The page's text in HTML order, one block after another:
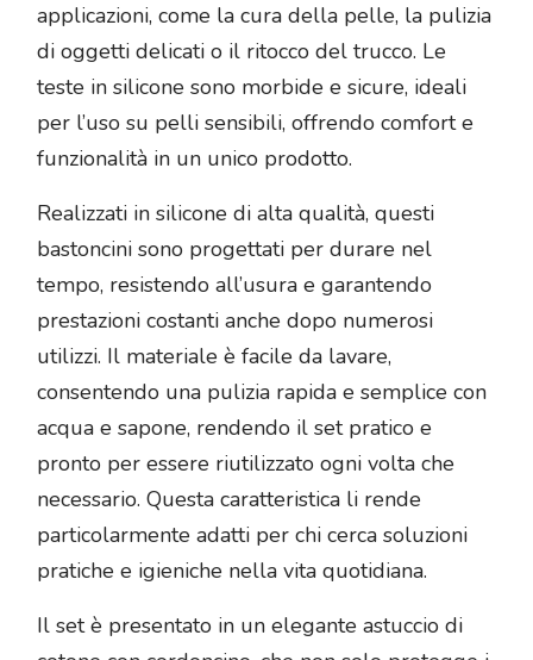
applicazioni, come la cura della pelle, la pulizia
di oggetti delicati o il ritocco del trucco. Le
teste in silicone sono morbide e sicure, ideali
per l’uso su pelli sensibili, offrendo comfort e
funzionalità in un unico prodotto.
Realizzati in silicone di alta qualità, questi
bastoncini sono progettati per durare nel
tempo, resistendo all’usura e garantendo
prestazioni costanti anche dopo numerosi
utilizzi. Il materiale è facile da lavare,
consentendo una pulizia rapida e semplice con
acqua e sapone, rendendo il set pratico e
pronto per essere riutilizzato ogni volta che
necessario. Questa caratteristica li rende
particolarmente adatti per chi cerca soluzioni
pratiche e igieniche nella vita quotidiana.
Il set è presentato in un elegante astuccio di